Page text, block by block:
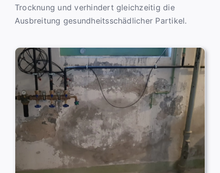
Trocknung und verhindert gleichzeitig die
Ausbreitung gesundheitsschädlicher Partikel.